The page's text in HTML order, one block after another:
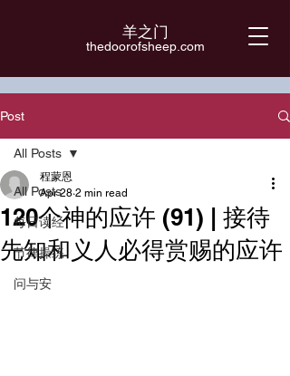
羊之门
​thedoorofsheep.com
Post
All Posts
每日读经
节律操练
问与安
All Posts
120个神的应许 (91) | 接待
先知和义人必得赏赐的应许
程蒙恩
Apr 28 2 min read